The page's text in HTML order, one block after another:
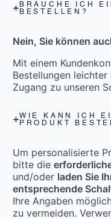
BRAUCHE ICH
BESTELLEN?
Nein, Sie können
Mit einem
Bestellungen
Zugang zu unseren
WIE KANN ICH
PRODUKT
Um personalisierte
bitte die
und/oder laden Sie
entsprechende
Ihre Angaben
zu vermeiden.